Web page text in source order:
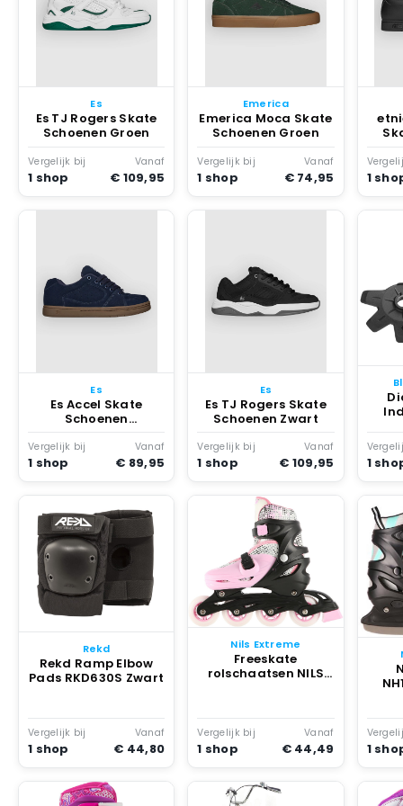
accessoires
Es
Es TJ Rogers Skate
Schoenen Groen
Vergelijk bij
1 shop
Vanaf
€ 109,95
Emerica
Emerica Moca Skate
Schoenen Groen
Vergelijk bij
1 shop
Vanaf
€ 74,95 1
Es
Es Accel Skate
Schoenen
Marineblauw
Vergelijk bij
1 shop
Vanaf
€ 89,95
Es
Es TJ Rogers Skate
Schoenen Zwart
Vergelijk bij
1 shop
Vanaf
€ 109,95 1
Rekd
Rekd Ramp Elbow
Pads RKD630S Zwart
Vergelijk bij
1 shop
Vanaf
€ 44,80
Nils Extreme
Freeskate
rolschaatsen NILS
Vergelijk bij
1 shop
Vanaf
€ 44,49 1